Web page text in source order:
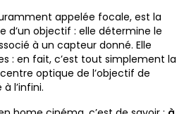
appelée focale, est la
d’un objectif : elle détermine le
à un capteur donné. Elle
: en fait, c’est tout simplement la
optique de l’objectif de
l’infini.